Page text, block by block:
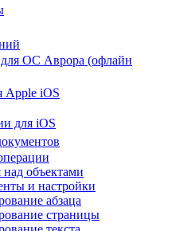
ОС Аврора (офлайн
Apple iOS
для iOS
над объектами
и настройки
абзаца
страницы